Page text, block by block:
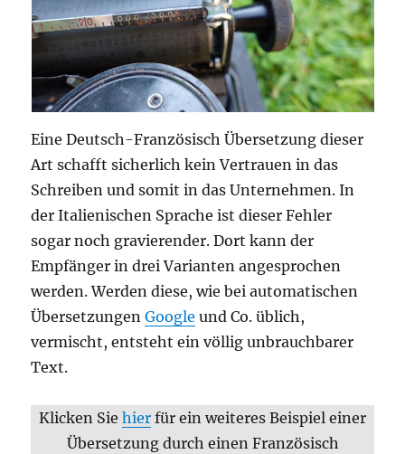
Eine Deutsch-Französisch Übersetzung dieser
Art schafft sicherlich kein Vertrauen in das
Schreiben und somit in das Unternehmen. In
der Italienischen Sprache ist dieser Fehler
sogar noch gravierender. Dort kann der
Empfänger in drei Varianten angesprochen
werden. Werden diese, wie bei automatischen
ÜbersetzungenGoogle und Co. üblich,
vermischt, entsteht ein völlig unbrauchbarer
Text.
Klicken Sie hier für ein weiteres Beispiel einer
Übersetzung durch einen Französisch